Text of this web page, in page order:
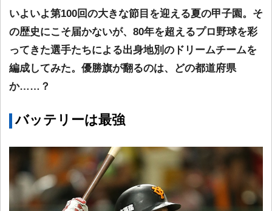
いよいよ第100回の大きな節目を迎える夏の甲子園。そ
の歴史にこそ届かないが、80年を超えるプロ野球を彩
ってきた選手たちによる出身地別のドリームチームを
編成してみた。優勝旗が翻るのは、どの都道府県
か……？
バッテリーは最強